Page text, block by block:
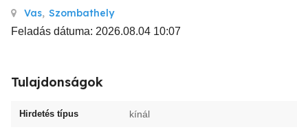
Vas, Szombathely
Feladás dátuma: 2026.08.04 10:07
Tulajdonságok
Hirdetés típus kínál